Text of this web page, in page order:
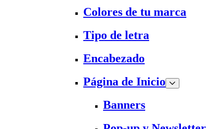
Colores de tu marca
Tipo de letra
Encabezado
Página de Inicio
Banners